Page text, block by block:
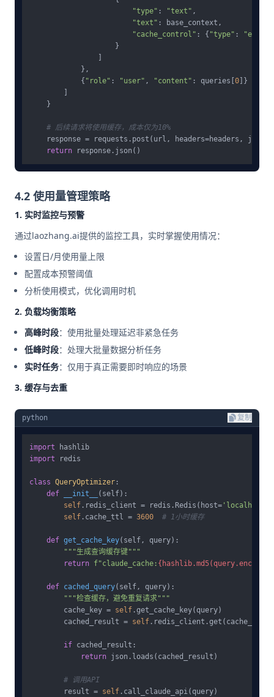
"type" : "text" ,
"text" : base_context,
"cache_control" : { "type" :
                    }
                ]
            },
            {
"role" : "user" , "content" : queries[0]}
        ]
    }
# 后续请求将使用缓存，成本仅为10%
response = requests.post(url, headers=headers,
return
4.2 使用量管理策略
1. 实时监控与预警
通过laozhang.ai提供的监控工具，实时掌握使用情况：
设置日/月使用量上限
配置成本预警阈值
分析使用模式，优化调用时机
2. 负载均衡策略
高峰时段：使用批量处理延迟非紧急任务
低峰时段：处理大批量数据分析任务
实时任务：仅用于真正需要即时响应的场景
3. 缓存与去重
python 复制
import
import redis
class QueryOptimizer :
def
__init__ ( self):
self .redis_client = redis.Redis(host= 'localhost'
self .cache_ttl = 3600 # 1小时缓存
def get_cache_key( self, query):
"""生成查询缓存键"""
return f"claude_cache:
def cached_query( self, query):
"""检查缓存，避免重复请求"""
        cache_key =
self .get_cache_key(query)
        cached_result =
self .redis_client.get(cache_key)
if cached_result:
return json.loads(cached_result)
# 调用API
        result =
self .call_claude_api(query)